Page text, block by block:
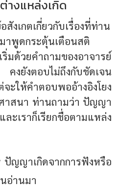
งแหล่งเกิด
งเกตเกี่ยวกับเรื่องที่ท่าน
าพูดกระตุ้นเตือนสติ
มด้วยคำถามของอาจารย์
ยังตอบไม่ถึงกับชัดเจน
จะให้คำตอบพออ้างอิงโยง
าสนา ท่านถามว่า ปัญญา
ะเราก็เรียกชื่อตามแหล่ง
ปัญญาเกิดจากการฟังหรือ
นอ่านมา